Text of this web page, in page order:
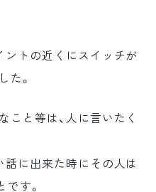
ントの近くにスイッチが
た。
こと等は、人に言いたく
話に出来た時にその人は
す。